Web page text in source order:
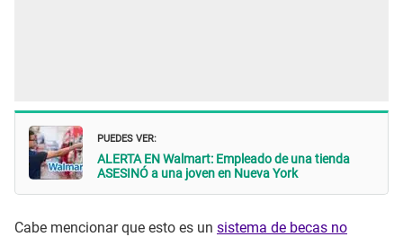
PUEDES VER:
ALERTA EN Walmart: Empleado de una tienda
ASESINÓ a una joven en Nueva York
Cabe mencionar que esto es un sistema de becas no